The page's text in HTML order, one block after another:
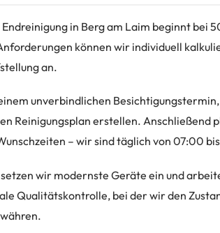
in Berg am Laim beginnt bei
können wir individuell
an.
unverbindlichen
Reinigungsplan erstellen. Anschließend
– wir sind täglich von 07:00
wir modernste Geräte ein und
Qualitätskontrolle, bei der wir den